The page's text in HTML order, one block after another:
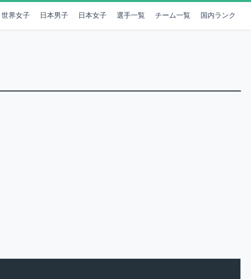
世界女子 日本男子 日本女子 選手一覧 チーム一覧 国内ランク